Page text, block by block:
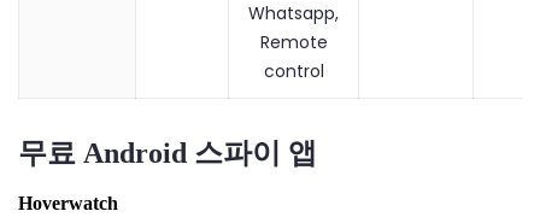
Whatsapp,
Remote
control
무료 Android 스파이 앱
Hoverwatch